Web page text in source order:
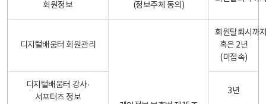
회원정보
(정보주체 동의)
디지털배움터 회원관리
회원탈퇴시까
혹은 2년
(미접속)
디지털배움터 강사·
서포터즈 정보
3년